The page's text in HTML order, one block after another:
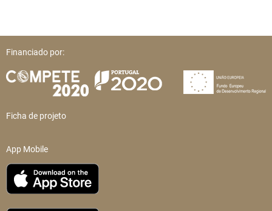
Financiado por:
Ficha de projeto
App Mobile